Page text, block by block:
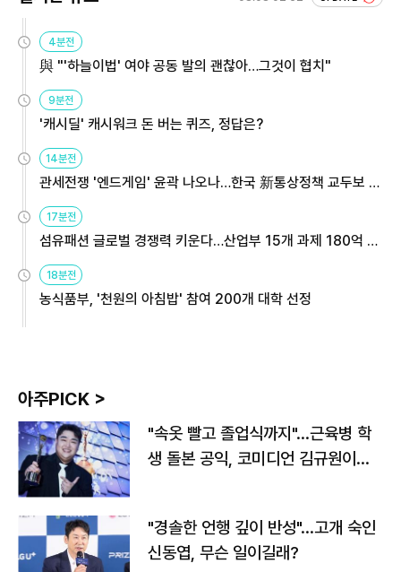
4분전
與 "'하늘이법' 여야 공동 발의 괜찮아…그것이 협치"
9분전
'캐시딜' 캐시워크 돈 버는 퀴즈, 정답은?
14분전
관세전쟁 '엔드게임' 윤곽 나오나…한국 新통상정책 교두보 활
용해야
17분전
섬유패션 글로벌 경쟁력 키운다…산업부 15개 과제 180억 지
원
18분전
농식품부, '천원의 아침밥' 참여 200개 대학 선정
아주PICK >
"속옷 빨고 졸업식까지"…근육병 학
생 돌본 공익, 코미디언 김규원이었
"경솔한 언행 깊이 반성"…고개 숙인
신동엽, 무슨 일이길래?